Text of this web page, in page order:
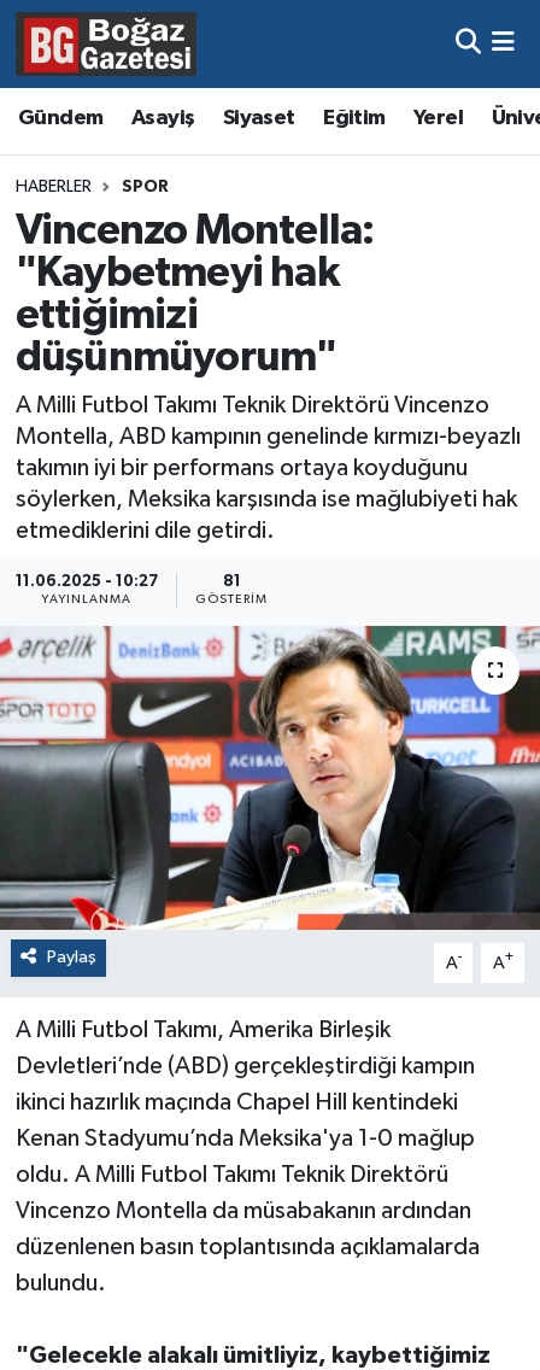
Gündem Asayiş Siyaset Eğitim Yerel
HABERLER SPOR
Vincenzo Montella:
"Kaybetmeyi hak
ettiğimizi
düşünmüyorum"
A Milli Futbol Takımı Teknik Direktörü Vincenzo
Montella, ABD kampının genelinde kırmızı-beyazlı
takımın iyi bir performans ortaya koyduğunu
söylerken, Meksika karşısında ise mağlubiyeti hak
etmediklerini dile getirdi.
11.06.2025 - 10:27
YAYINLANMA
81
GÖSTERIM
Paylaş A- A+
A Milli Futbol Takımı, Amerika Birleşik
Devletleri’nde (ABD) gerçekleştirdiği kampın
ikinci hazırlık maçında Chapel Hill kentindeki
Kenan Stadyumu’nda Meksika'ya 1-0 mağlup
oldu. A Milli Futbol Takımı Teknik Direktörü
Vincenzo Montella da müsabakanın ardından
düzenlenen basın toplantısında açıklamalarda
bulundu.
"Gelecekle alakalı ümitliyiz, kaybettiğimiz
Asayiş
Eğitim
Gündem
Kültür ve Sanat
Magazin
Resmi İlanlar
Sağlık
Hava Durumu
Trafik Durumu
Süper Lig Puan Durumu ve Fikstür
Tüm Manşetler
Son Dakika Haberleri
Haber Arşivi